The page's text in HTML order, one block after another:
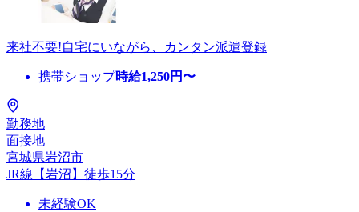
来社不要!自宅にいながら、カンタン派遣登録
携帯ショップ時給1,250円〜
勤務地
面接地
宮城県岩沼市
JR線【岩沼】徒歩15分
未経験OK